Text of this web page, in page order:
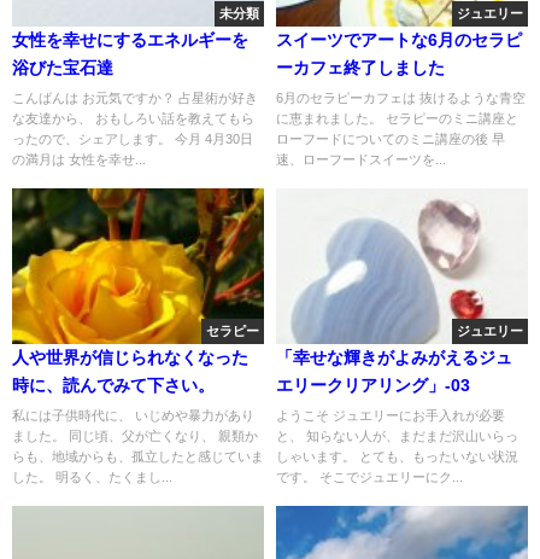
未分類
女性を幸せにするエネルギーを
浴びた宝石達
こんばんは お元気ですか？ 占星術が好き
な友達から、 おもしろい話を教えてもら
ったので、シェアします。 今月 4月30日
の満月は 女性を幸せ...
ジュエリー
スイーツでアートな6月のセラピ
ーカフェ終了しました
6月のセラピーカフェは 抜けるような青空
に恵まれました。 セラピーのミニ講座と
ローフードについてのミニ講座の後 早
速、ローフードスイーツを...
セラピー
人や世界が信じられなくなった
時に、読んでみて下さい。
私には子供時代に、 いじめや暴力があり
ました。 同じ頃、父が亡くなり、 親類か
らも、地域からも、孤立したと感じていま
した。 明るく、たくまし...
ジュエリー
「幸せな輝きがよみがえるジュ
エリークリアリング」-03
ようこそ ジュエリーにお手入れが必要
と、 知らない人が、まだまだ沢山いらっ
しゃいます。 とても、もったいない状況
です。 そこでジュエリーにク...